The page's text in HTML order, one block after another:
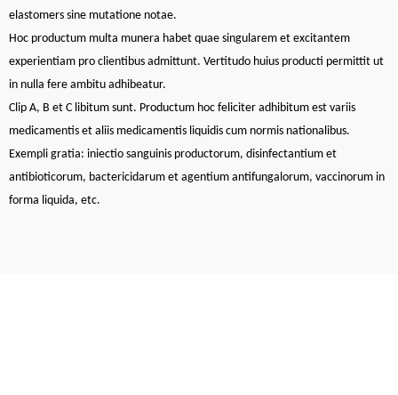
elastomers sine mutatione notae.
Hoc productum multa munera habet quae singularem et excitantem
experientiam pro clientibus admittunt. Vertitudo huius producti permittit ut
in nulla fere ambitu adhibeatur.
Clip A, B et C libitum sunt. Productum hoc feliciter adhibitum est variis
medicamentis et aliis medicamentis liquidis cum normis nationalibus.
Exempli gratia: iniectio sanguinis productorum, disinfectantium et
antibioticorum, bactericidarum et agentium antifungalorum, vaccinorum in
forma liquida, etc.